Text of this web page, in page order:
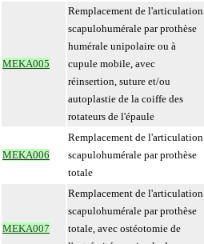
MEKA005
Remplacement de l'articulation
scapulohumérale par prothèse
humérale unipolaire ou à
cupule mobile, avec
réinsertion, suture et/ou
autoplastie de la coiffe des
rotateurs de l'épaule
MEKA006
Remplacement de l'articulation
scapulohumérale par prothèse
totale
MEKA007
Remplacement de l'articulation
scapulohumérale par prothèse
totale, avec ostéotomie de